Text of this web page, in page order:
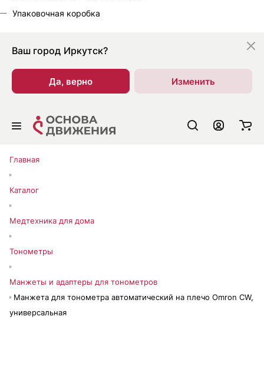
Упаковочная коробка
Ваш город Иркутск?
Да, верно Изменить
Главная
Каталог
Медтехника для дома
Тонометры
Манжеты и адаптеры для тонометров
Манжета для тонометра автоматический на плечо Omron СW,
универсальная